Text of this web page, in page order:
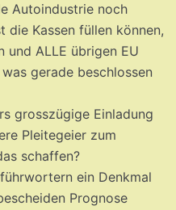
Autoindustrie noch
die Kassen füllen können,
und ALLE übrigen EU
gerade beschlossen
grosszügige Einladung
Pleitegeier zum
schaffen?
ein Denkmal
Prognose